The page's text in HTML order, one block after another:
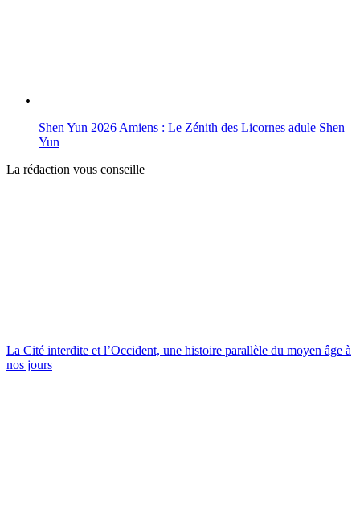
Shen Yun 2026 Amiens : Le Zénith des Licornes adule Shen
Yun
La rédaction vous conseille
La Cité interdite et l’Occident, une histoire parallèle du moyen âge à
nos jours